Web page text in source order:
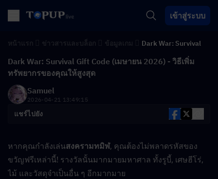
เข้าสู่ระบบ
Dark War: Survival
Dark War: Survival Gift Code (เมษายน 2026) - วิธีเพิ่ม
ทรัพยากรของคุณให้สูงสุด
Samuel
2026-04-21 13:49:15
แชร์ไปยัง
หากคุณกำลังเล่นสงครามทมิฬ, คุณต้องไม่พลาดรหัสของ
ขวัญฟรีเหล่านี้! รางวัลนั้นมากมายมหาศาล ทั้งรูบี้, เศษฮีโร่,
ไม้ และวัสดุจำเป็นอื่น ๆ อีกมากมาย